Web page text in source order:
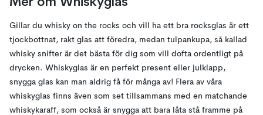
Gillar du whisky on the rocks och vill ha ett bra rocksglas är ett
tjockbottnat, rakt glas att föredra, medan tulpankupa, så kallad
whisky snifter är det bästa för dig som vill dofta ordentligt på
drycken. Whiskyglas är en perfekt present eller julklapp,
snygga glas kan man aldrig få för många av! Flera av våra
whiskyglas finns även som set tillsammans med en matchande
whiskykaraff, som också är snygga att bara låta stå framme på